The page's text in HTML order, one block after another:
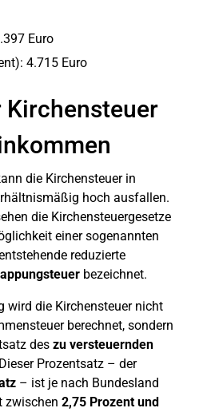
Euro
4.715 Euro
Kirchensteuer
die Kirchensteuer in
hoch ausfallen.
die Kirchensteuergesetze
einer sogenannten
reduzierte
bezeichnet.
wird die Kirchensteuer nicht
berechnet, sondern
des zu versteuernden
Prozentsatz – der
– ist je nach Bundesland
zwischen 2,75 Prozent und